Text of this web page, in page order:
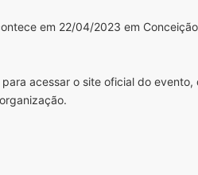
em 22/04/2023 em
acessar o site oficial do evento,